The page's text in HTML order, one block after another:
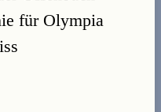
für Olympia